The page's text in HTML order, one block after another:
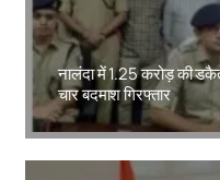
नालंदा में 1.25 करोड़ की
चार बदमाश गिरफ्तार
Amit Lekh